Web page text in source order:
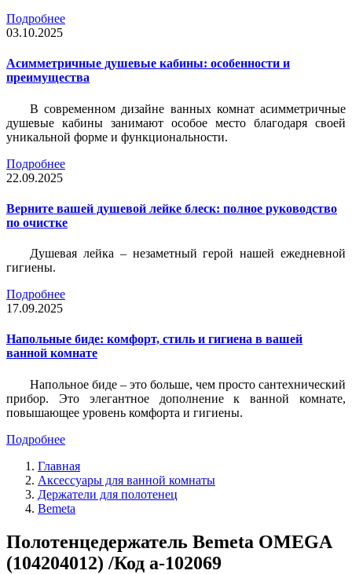
Подробнее
03.10.2025
Асимметричные душевые кабины: особенности и
преимущества
В современном дизайне ванных комнат асимметричные
душевые кабины занимают особое место благодаря своей
уникальной форме и функциональности.
Подробнее
22.09.2025
Верните вашей душевой лейке блеск: полное руководство
по очистке
Душевая лейка – незаметный герой нашей ежедневной
гигиены.
Подробнее
17.09.2025
Напольные биде: комфорт, стиль и гигиена в вашей
ванной комнате
Напольное биде – это больше, чем просто сантехнический
прибор. Это элегантное дополнение к ванной комнате,
повышающее уровень комфорта и гигиены.
Подробнее
Главная
Аксессуары для ванной комнаты
Держатели для полотенец
Bemeta
Полотенцедержатель Bemeta OMEGA
(104204012) /Код a-102069